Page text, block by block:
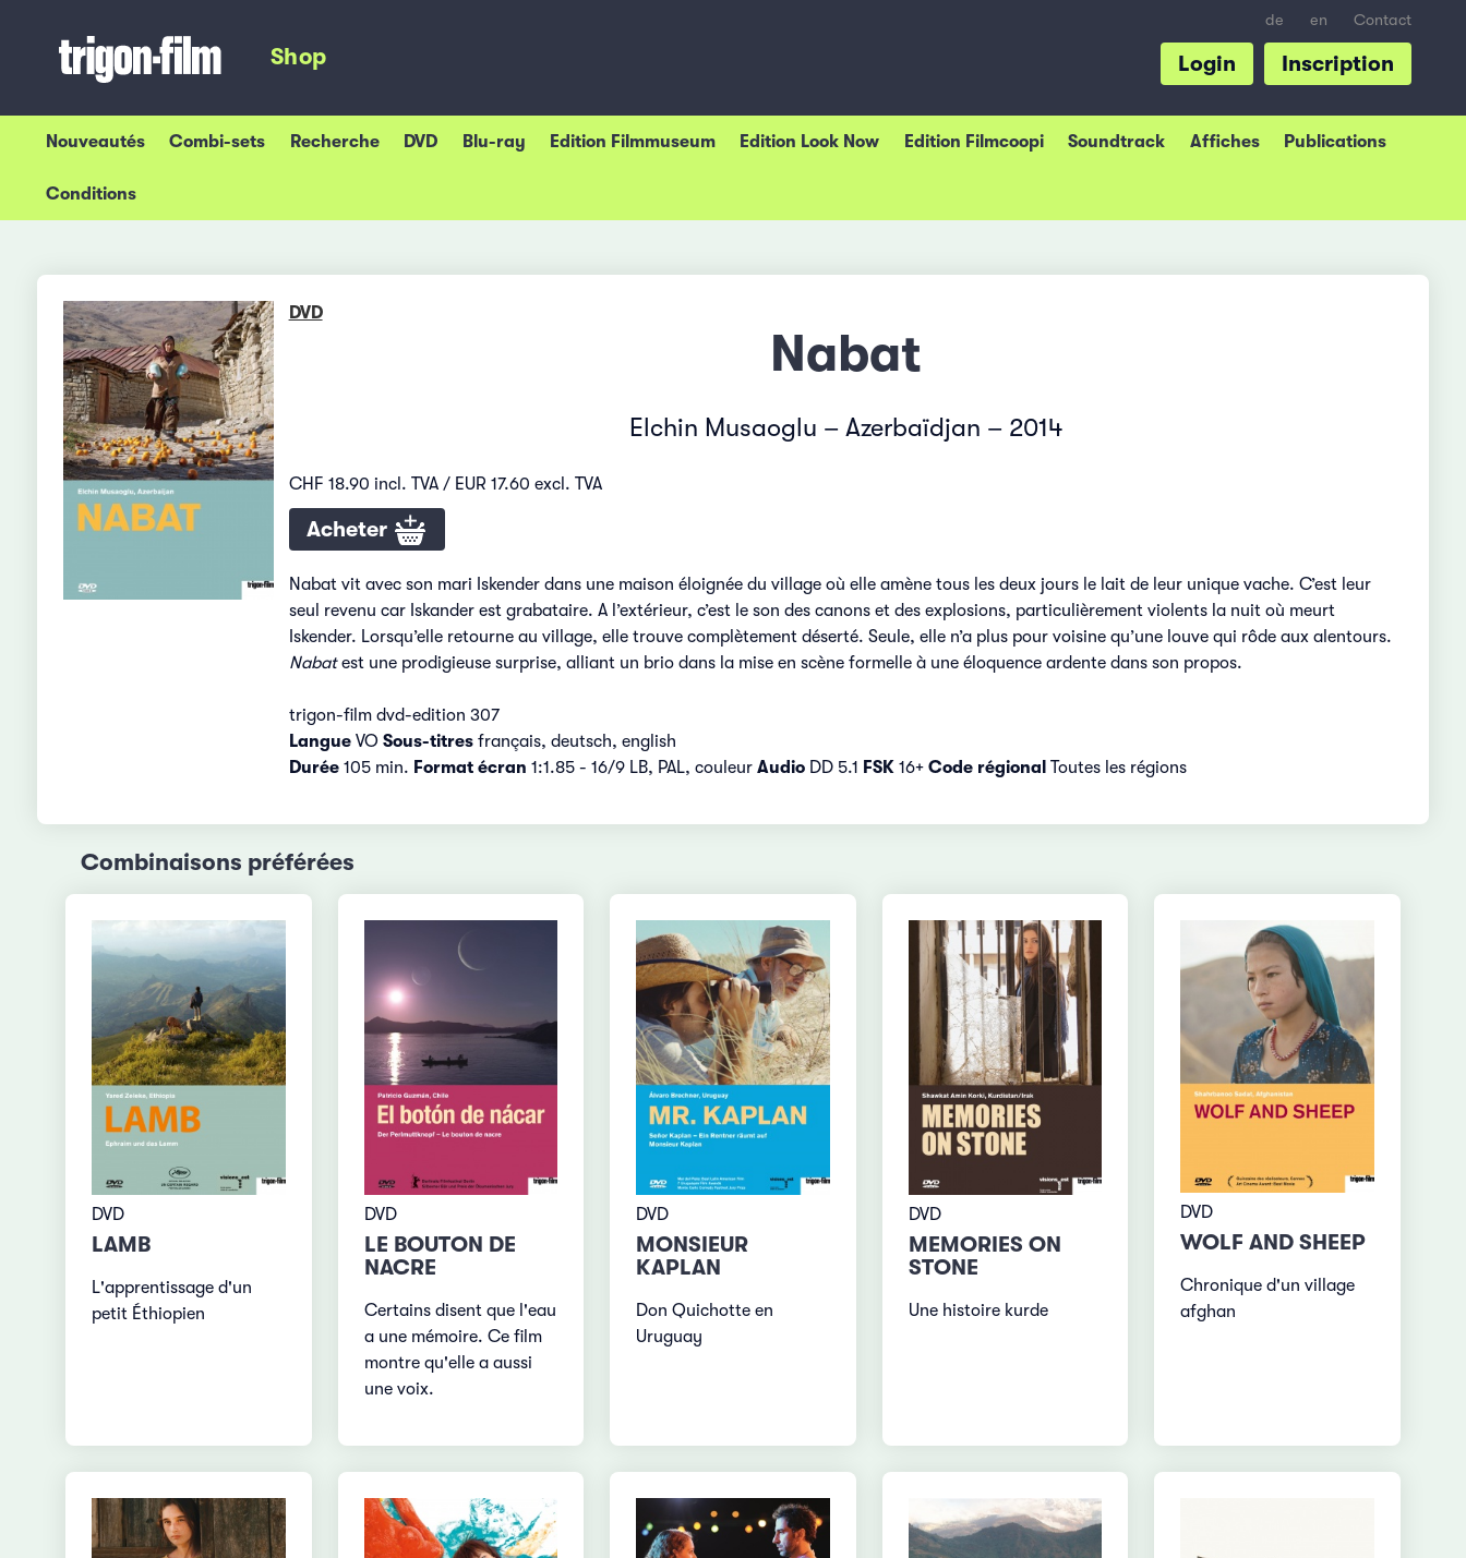
de en Contact
Shop Inscription
Login
Nouveautés Combi-sets Recherche DVD Blu-ray Edition Filmmuseum Edition Look Now Edition Filmcoopi Soundtrack Affiches Publications
Conditions
DVD
Nabat
Elchin Musaoglu – Azerbaïdjan – 2014
CHF 18.90 incl. TVA / EUR 17.60 excl. TVA
Acheter
Nabat vit avec son mari Iskender dans une maison éloignée du village où elle amène tous les deux jours le lait de leur unique vache. C’est leur
seul revenu car Iskander est grabataire. A l’extérieur, c’est le son des canons et des explosions, particulièrement violents la nuit où meurt
Iskender. Lorsqu’elle retourne au village, elle trouve complètement déserté. Seule, elle n’a plus pour voisine qu’une louve qui rôde aux alentours.
Nabatest une prodigieuse surprise, alliant un brio dans la mise en scène formelle à une éloquence ardente dans son propos.
trigon-film dvd-edition 307
LangueVO Sous-titresfrançais, deutsch, english
Durée105 min. Format écran 1:1.85 - 16/9 LB, PAL, couleur AudioDD 5.1 FSK16+ Code régional Toutes les régions
Combinaisons préférées
DVD
LAMB
L'apprentissage d'un
petit Éthiopien
DVD
LE BOUTON DE
NACRE
Certains disent que l'eau
a une mémoire. Ce film
montre qu'elle a aussi
une voix.
DVD
MONSIEUR
KAPLAN
Don Quichotte en
Uruguay
DVD
MEMORIES ON
STONE
Une histoire kurde
DVD
WOLF AND SHEEP
Chronique d'un village
afghan